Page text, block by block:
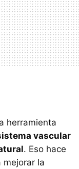
herramienta
vascular
. Eso hace
mejorar la